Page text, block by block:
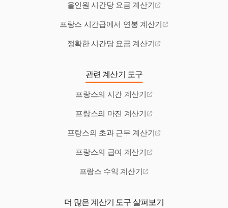
올인원 시간당 요금 계산기
프랑스 시간급에서 연봉 계산기
정확한 시간당 요금 계산기
관련 계산기 도구
프랑스의 시간 계산기
프랑스의 마진 계산기
프랑스의 초과 근무 계산기
프랑스의 급여 계산기
프랑스 수익 계산기
더 많은 계산기 도구 살펴보기